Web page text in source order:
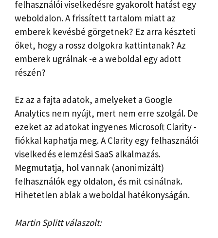
felhasználói viselkedésre gyakorolt hatást egy
weboldalon. A frissített tartalom miatt az
emberek kevésbé görgetnek? Ez arra készteti
őket, hogy a rossz dolgokra kattintanak? Az
emberek ugrálnak -e a weboldal egy adott
részén?
Ez az a fajta adatok, amelyeket a Google
Analytics nem nyújt, mert nem erre szolgál. De
ezeket az adatokat ingyenes Microsoft Clarity -
fiókkal kaphatja meg. A Clarity egy felhasználói
viselkedés elemzési SaaS alkalmazás.
Megmutatja, hol vannak (anonimizált)
felhasználók egy oldalon, és mit csinálnak.
Hihetetlen ablak a weboldal hatékonyságán.
Martin Splitt válaszolt: